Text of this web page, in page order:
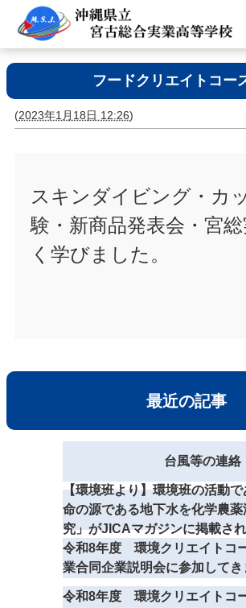
フードクリエイトコー
(2023年1月18日 12:26)
スキンダイビング・カ
験・新商品発表会・宮
く学びました。
最近の記事
台風等の連絡
【環境班より】環境班の活動
命の源である地下水を化学農
究」がJICAマガジンに掲載さ
令和8年度 環境クリエイトコ
業合同企業説明会に参加してき
令和8年度 環境クリエイトコ